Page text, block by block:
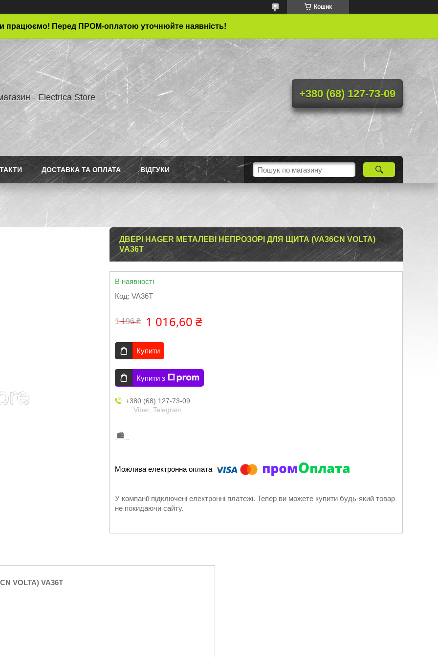
Кошик
працюємо! Перед ПРОМ-оплатою уточнюйте наявність!
- Electrica Store +380 (68) 127-73-09
ДОСТАВКА ТА ОПЛАТА ВІДГУКИ
ДВЕРІ HAGER МЕТАЛЕВІ НЕПРОЗОРІ ДЛЯ ЩИТА (VA36CN VOLTA)
VA36T
В наявності
Код: VA36T
1 196 ₴ 1 016,60 ₴
Купити
Купити з
+380 (68) 127-73-09
Viber, Telegram
У компанії підключені електронні платежі. Тепер ви можете купити будь-який товар
не покидаючи сайту.
VOLTA) VA36T